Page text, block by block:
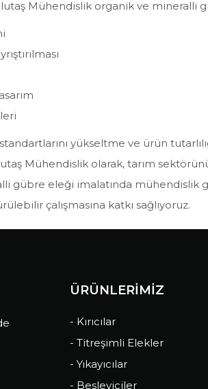
Mühendislik organik ve mineralli
yükseltme ve ürün
Mühendislik olarak, tarım
eleği imalatında mühendislik
çalışmasına katkı sağlıyoruz.
ÜRÜNLERİMİZ
- Kırıcılar
- Titreşimli Elekler
- Yıkayıcılar
- Besleyiciler